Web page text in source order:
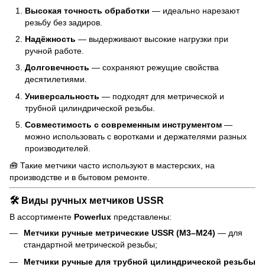
Высокая точность обработки — идеально нарезают
резьбу без задиров.
Надёжность — выдерживают высокие нагрузки при
ручной работе.
Долговечность — сохраняют режущие свойства
десятилетиями.
Универсальность — подходят для метрической и
трубной цилиндрической резьбы.
Совместимость с современным инструментом —
можно использовать с воротками и держателями разных
производителей.
🧰 Такие метчики часто используют в мастерских, на
производстве и в бытовом ремонте.
🛠️ Виды ручных метчиков USSR
В ассортименте Powerlux представлены:
Метчики ручные метрические USSR (М3–М24) — для
стандартной метрической резьбы;
Метчики ручные для трубной цилиндрической резьбы